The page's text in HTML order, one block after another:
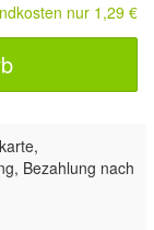
nur 1,29 €
Bezahlung nach